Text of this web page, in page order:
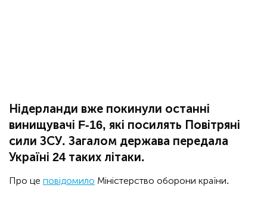
Нідерланди вже покинули останні
винищувачі F-16, які посилять Повітряні
сили ЗСУ. Загалом держава передала
Україні 24 таких літаки.
Про це повідомило Міністерство оборони країни.